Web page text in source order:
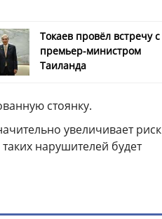
Токаев провёл встречу с
премьер-министром
Таиланда
стоянку.
увеличивает риск
нарушителей будет